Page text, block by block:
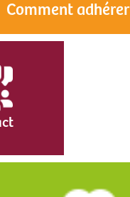
Comment adhérer